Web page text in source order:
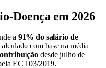
Doença em 2026
a 91% do salário de
com base na média
desde julho de
EC 103/2019.